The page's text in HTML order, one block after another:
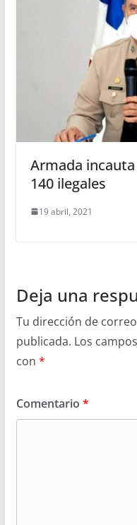
Armada
140 ilegales
19 abril, 2021
Deja una
Tu dirección de
publicada. Los
con *
Comentario *